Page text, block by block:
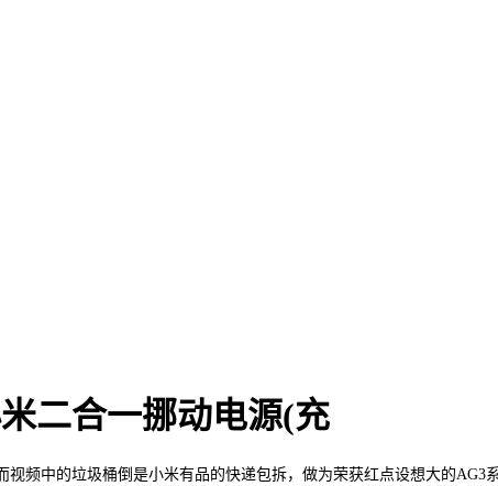
二合一挪动电源(充
中的垃圾桶倒是小米有品的快递包拆，做为荣获红点设想大的AG3